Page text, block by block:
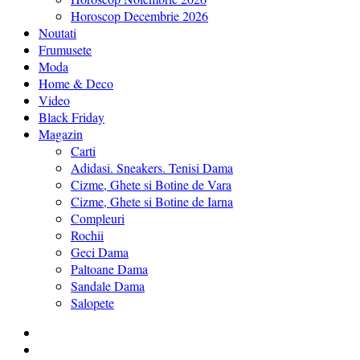
Horoscop Decembrie 2026
Noutati
Frumusete
Moda
Home & Deco
Video
Black Friday
Magazin
Carti
Adidasi. Sneakers. Tenisi Dama
Cizme, Ghete si Botine de Vara
Cizme, Ghete si Botine de Iarna
Compleuri
Rochii
Geci Dama
Paltoane Dama
Sandale Dama
Salopete